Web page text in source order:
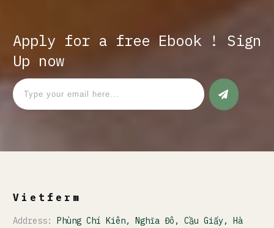
Apply for a free Ebook ! Sign
Up now
Vietferm
Address: Phùng Chí Kiên, Nghĩa Đô, Cầu Giấy, Hà